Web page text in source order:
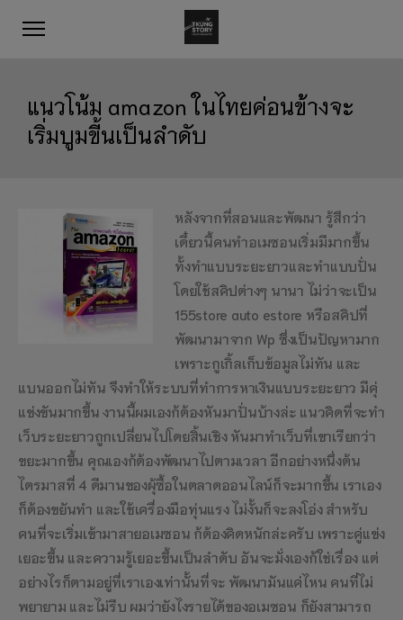
แนวโน้ม amazon ในไทยค่อนข้างจะ
เริ่มบูมขี้นเป็นลำดับ
หลังจากที่สอนและพัฒนา รู้สึกว่า
เดี๋ยวนี้คนทำอเมซอนเริ่มมีมากขึ้น
ทั้งทำแบบระยะยาวและทำแบบปั่น
โดยใช้สคิปต่างๆ นานา ไม่ว่าจะเป็น
155store auto estore หรือสคิปที่
พัฒนามาจาก Wp ซึ่งเป็นปัญหามาก
เพราะกูเกิ้ลเก็บข้อมูลไม่ทัน และ
แบนออกไม่ทัน จึงทำให้ระบบที่ทำการหาเงินแบบระยะยาว มีคุ่
แข่งขันมากขึ้น งานนี้ผมเองก้ต้องหันมาปั่นบ้างล่ะ แนวคิดที่จะทำ
เว็บระยะยาวถูกเปลี่ยนไปโดยสิ้นเชิง หันมาทำเว็บที่เขาเรียกว่า
ขยะมากขึ้น คุณเองก้ต้องพัฒนาไปตามเวลา อีกอย่างหนึ่งต้น
ไตรมาสที่ 4 ดีมานของผุ้ซื้อในตลาดออนไลน์ก็จะมากขึ้น เราเอง
ก็ต้องขยันทำ และใช้เครื่องมือทุ่นแรง ไม่งั้นก็จะลงโอ่ง สำหรับ
คนที่จะเริ่มเข้ามาสายอเมซอน ก้ต้องคิดหนักล่ะครับ เพราะคู่แข่ง
เยอะขึ้น และความรู้เยอะขึ้นเป็นลำดับ อันจะมั่งเองก้ใช่เรื่อง แต่
อย่างไรก็ตามอยู่ที่เราเองเท่านั้นที่จะ พัฒนามันแค่ไหน คนที่ไม่
พยายาม และไม่รีบ ผมว่ายังไงรายได้ของอเมซอน ก็ยังสามารถ